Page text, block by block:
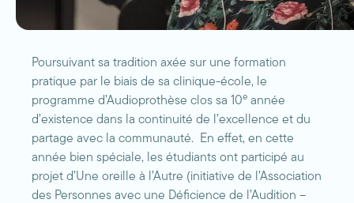
Poursuivant sa tradition axée sur une formation
pratique par le biais de sa clinique-école, le
programme d’Audioprothèse clos sa 10e année
d’existence dans la continuité de l’excellence et du
partage avec la communauté. En effet, en cette
année bien spéciale, les étudiants ont participé au
projet d’Une oreille à l’Autre (initiative de l’Association
des Personnes avec une Déficience de l’Audition –